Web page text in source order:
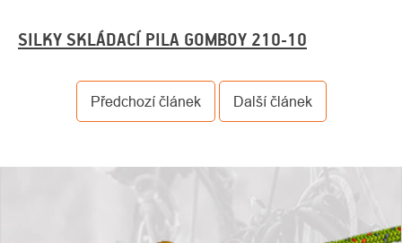
SILKY SKLÁDACÍ PILA GOMBOY 210-10
Předchozí článek Další článek